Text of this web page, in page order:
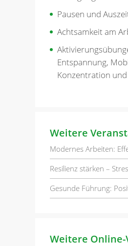
Pausen und
Achtsamkeit am
Entspannung,
Konzentration
Weitere
Modernes Arbeiten:
Resilienz stärken –
Gesunde Führung:
Weitere